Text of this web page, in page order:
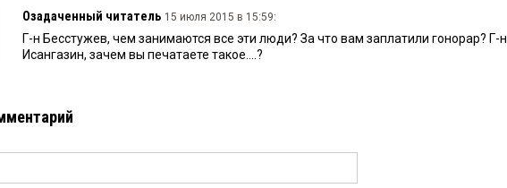
Озадаченный читатель 15 июля 2015 в 15:59:
Г-н Бесстужев, чем занимаются все эти люди? За что вам заплатили гонорар? Г-н
Исангазин, зачем вы печатаете такое....?